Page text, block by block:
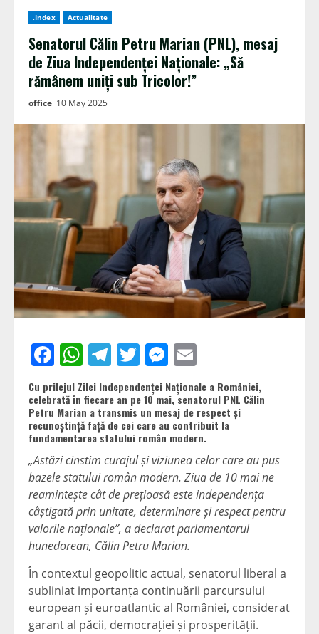
.Index Actualitate
Senatorul Călin Petru Marian (PNL), mesaj
de Ziua Independenței Naționale: „Să
rămânem uniți sub Tricolor!”
office 10 May 2025
Facebook
WhatsApp
Telegram
TwitterMessenger
Cu prilejul Zilei Independenței Naționale a României,
celebrată în fiecare an pe 10 mai, senatorul PNL Călin
Petru Marian a transmis un mesaj de respect și
recunoștință față de cei care au contribuit la
fundamentarea statului român modern.
„Astăzi cinstim curajul și viziunea celor care au pus
bazele statului român modern. Ziua de 10 mai ne
reamintește cât de prețioasă este independența
câștigată prin unitate, determinare și respect pentru
valorile naționale”, a declarat parlamentarul
hunedorean, Călin Petru Marian.
În contextul geopolitic actual, senatorul liberal a
subliniat importanța continuării parcursului
european și euroatlantic al României, considerat
garant al păcii, democrației și prosperității.